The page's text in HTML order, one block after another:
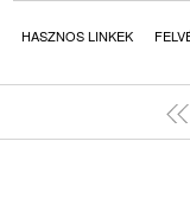
HASZNOS LINKEK